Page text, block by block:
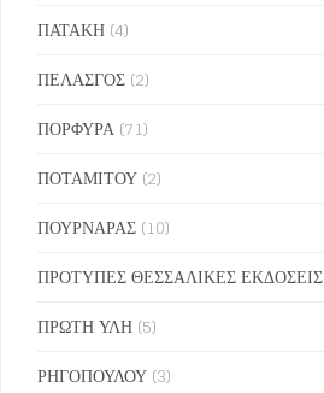
ΠΑΤΑΚΗ (4)
ΠΕΛΑΣΓΟΣ (2)
ΠΟΡΦΥΡΑ (71)
ΠΟΤΑΜΙΤΟΥ (2)
ΠΟΥΡΝΑΡΑΣ (10)
ΠΡΟΤΥΠΕΣ ΘΕΣΣΑΛΙΚΕΣ ΕΚΔΟΣΕΙΣ
ΠΡΩΤΗ ΥΛΗ (5)
ΡΗΓΟΠΟΥΛΟΥ (3)